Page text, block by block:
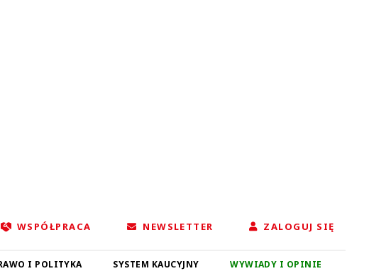
WSPÓŁPRACA NEWSLETTER ZALOGUJ SIĘ
I POLITYKA SYSTEM KAUCYJNY WYWIADY I OPINIE